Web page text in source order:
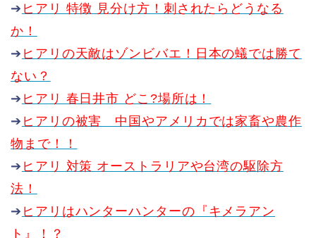
➔ ヒアリ 特徴 見分け方！刺されたらどうなる
か！
➔ ヒアリの天敵はゾンビバエ！日本の蟻では勝て
ない？
➔ ヒアリ 春日井市 どこ?場所は！
➔ ヒアリの被害 中国やアメリカでは家畜や農作
物まで！！
➔ ヒアリ 対策 オーストラリアや台湾の駆除方
法！
➔ ヒアリはハンターハンターの『キメラアン
ト』！？